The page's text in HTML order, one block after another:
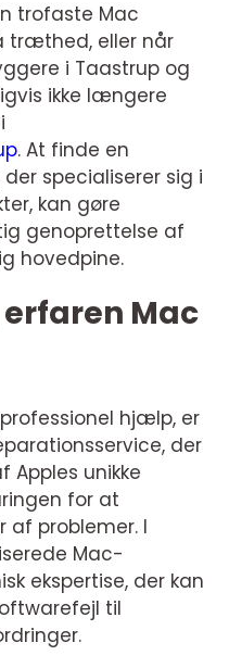
trofaste Mac
træthed, eller når
i Taastrup og
ikke længere
. At finde en
specialiserer sig i
kan gøre
genoprettelse af
hovedpine.
Mac
hjælp, er
der
Apples unikke
for at
af problemer. I
Mac-
ekspertise, der kan
til